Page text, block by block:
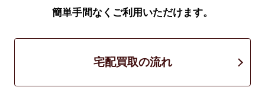
簡単手間なくご利用いただけます。
宅配買取の流れ